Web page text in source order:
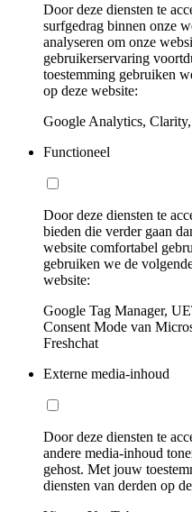
Door deze diensten te
surfgedrag binnen onze
analyseren om onze
gebruikerservaring
toestemming gebruiken
op deze website:
Google Analytics,
Functioneel
Door deze diensten te
bieden die verder gaan
website comfortabel
gebruiken we de
website:
Google Tag Manager,
Consent Mode van
Freshchat
Externe media-inhoud
Door deze diensten te
andere media-inhoud
gehost. Met jouw
diensten van derden op